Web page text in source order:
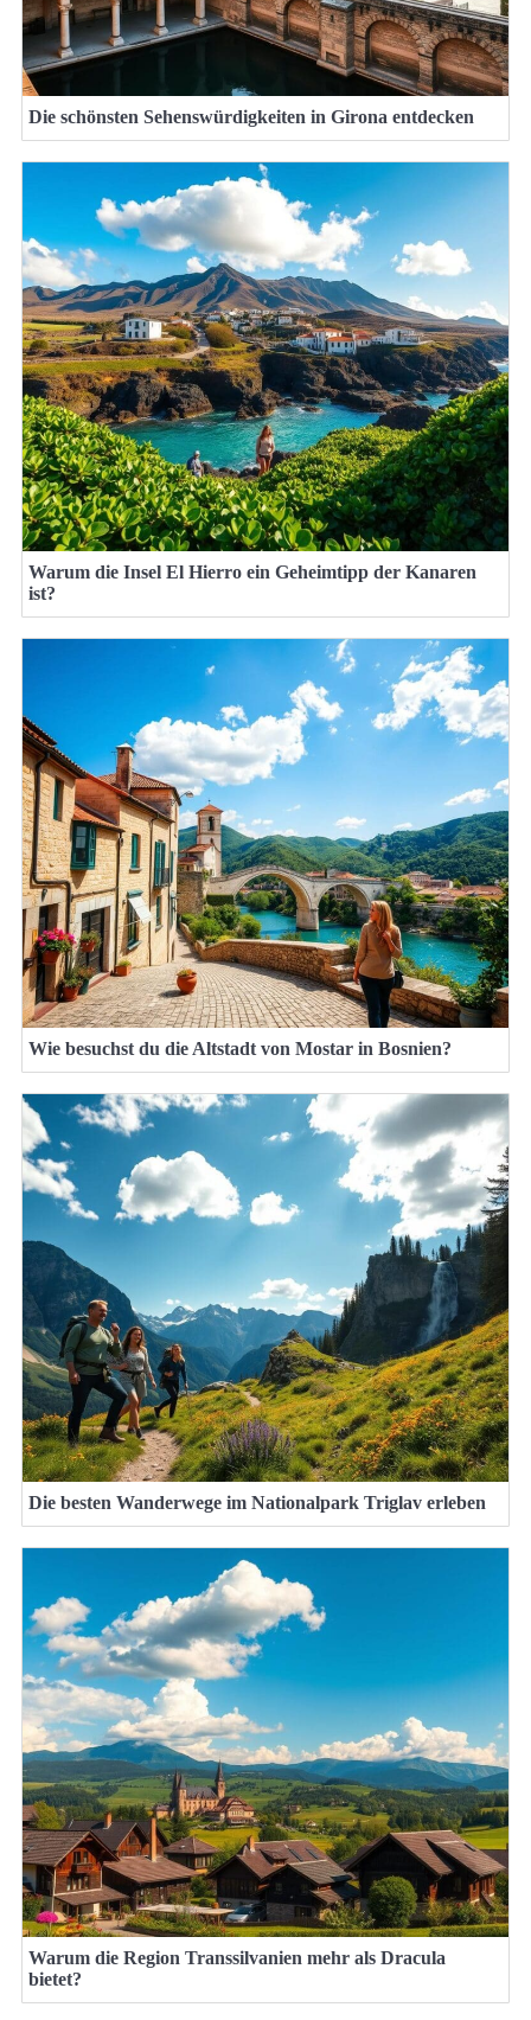
Die schönsten Sehenswürdigkeiten in Girona entdecken
Warum die Insel El Hierro ein Geheimtipp der Kanaren
ist?
Wie besuchst du die Altstadt von Mostar in Bosnien?
Die besten Wanderwege im Nationalpark Triglav erleben
Warum die Region Transsilvanien mehr als Dracula
bietet?